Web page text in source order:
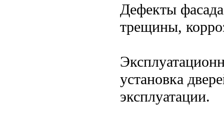
Дефекты
трещины,
установка
эксплуатации.